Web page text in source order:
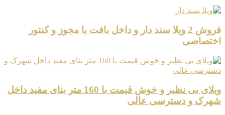
فروش 2 ویلا سند دار و داخل بافت با مجوز و کنتور
اختصاصی
ویلای بی نظیر و خوش قیمت با 160 متر بنای مفید داخل
شهرک و دسترسی عالی